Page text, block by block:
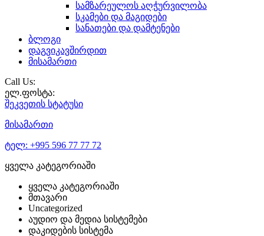
სამზარეულოს აღჭურვილობა
სკამები და მაგიდები
სანათები და დამტენები
ბლოგი
დაგვიკავშირდით
მისამართი
Call Us:
ელ.ფოსტა:
შეკვეთის სტატუსი
მისამართი
ტელ: +995 596 77 77 72
ყველა კატეგორიაში
ყველა კატეგორიაში
მთავარი
Uncategorized
აუდიო და მედია სისტემები
დაკიდების სისტემა